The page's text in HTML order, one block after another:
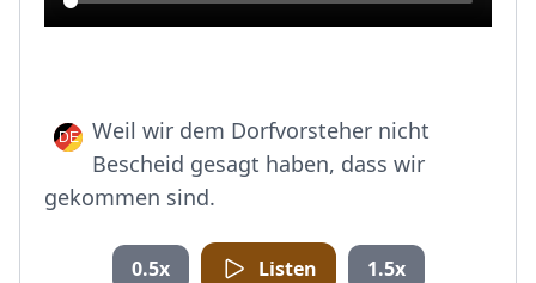
Weil wir dem Dorfvorsteher nicht
Bescheid gesagt haben, dass wir
gekommen sind.
0.5x Listen 1.5x